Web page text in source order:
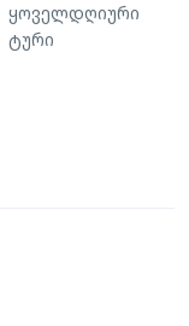
ყოველდღიური
ტური